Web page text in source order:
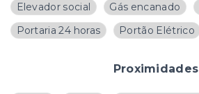
Elevador social
Gás encanado
Portaria 24 horas
Portão Elétrico
Proximidades